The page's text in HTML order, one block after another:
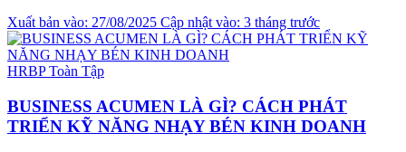
Xuất bản vào: 27/08/2025 Cập nhật vào: 3 tháng trước
HRBP Toàn Tập
BUSINESS ACUMEN LÀ GÌ? CÁCH PHÁT
TRIỂN KỸ NĂNG NHẠY BÉN KINH DOANH